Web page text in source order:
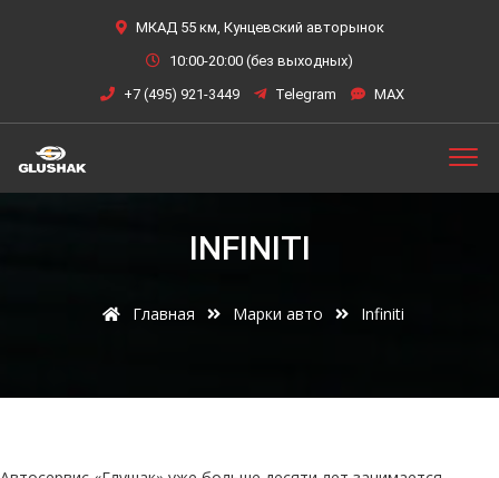
МКАД 55 км, Кунцевский авторынок
10:00-20:00 (без выходных)
+7 (495) 921-3449
Telegram MAX
INFINITI
Главная Марки авто Infiniti